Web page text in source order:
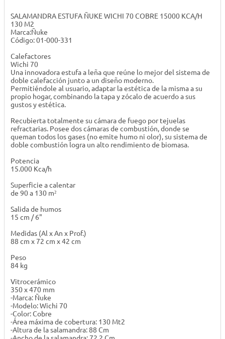
SALAMANDRA ESTUFA ÑUKE WICHI 70 COBRE 15000 KCA/H
130 M2
Marca:Ñuke
Código: 01-000-331
Calefactores
Wichi 70
Una innovadora estufa a leña que reúne lo mejor del sistema de
doble calefacción junto a un diseño moderno.
Permitiéndole al usuario, adaptar la estética de la misma a su
propio hogar, combinando la tapa y zócalo de acuerdo a sus
gustos y estética.
Recubierta totalmente su cámara de fuego por tejuelas
refractarias. Posee dos cámaras de combustión, donde se
queman todos los gases (no emite humo ni olor), su sistema de
doble combustión logra un alto rendimiento de biomasa.
Potencia
15.000 Kca/h
Superficie a calentar
de 90 a 130 m²
Salida de humos
15 cm / 6"
Medidas (Al x An x Prof.)
88 cm x 72 cm x 42 cm
Peso
84 kg
Vitrocerámico
350 x 470 mm
-Marca: Ñuke
-Modelo: Wichi 70
-Color: Cobre
-Área máxima de cobertura: 130 Mt2
-Altura de la salamandra: 88 Cm